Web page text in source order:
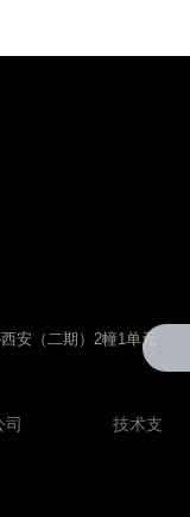
安（二期）2幢1单元
有限公司 技术支